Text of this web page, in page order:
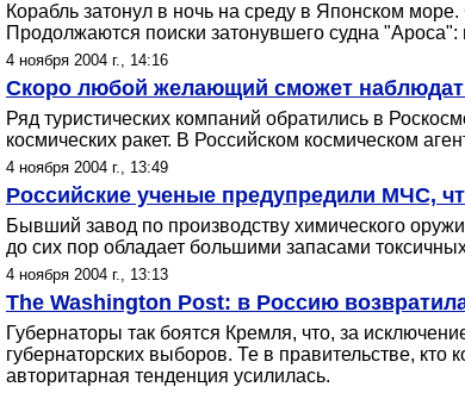
Корабль затонул в ночь на среду в Японском
Продолжаются поиски затонувшего судна
4 ноября 2004 г., 14:16
Скоро любой желающий сможет
Ряд туристических компаний обратились в
космических ракет. В Российском космическом
4 ноября 2004 г., 13:49
Российские ученые предупредили МЧС,
Бывший завод по производству химического
до сих пор обладает большими запасами
4 ноября 2004 г., 13:13
The Washington Post: в Россию
Губернаторы так боятся Кремля, что, за
губернаторских выборов. Те в правительстве,
авторитарная тенденция усилилась.